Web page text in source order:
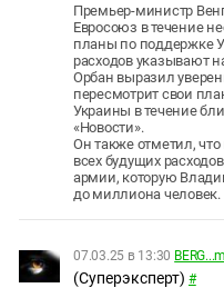
Премьер-министр
Евросоюз в течение
планы по поддержке
расходов указывают
Орбан выразил
пересмотрит свои
Украины в течение
«Новости».
Он также отметил,
всех будущих
армии, которую
до миллиона человек.
07.03.25 в 13:30
(Суперэксперт) #